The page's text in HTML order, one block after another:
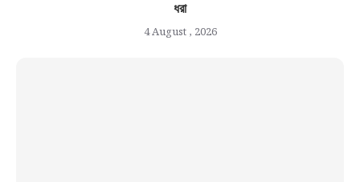
ধরা
4 August , 2026